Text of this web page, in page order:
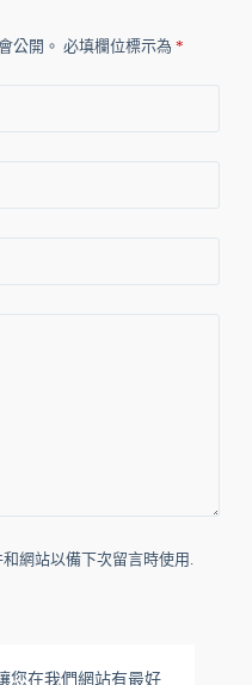
您在我們網站有最好
公開。 必填欄位標示為 *
網站以備下次留言時使用.